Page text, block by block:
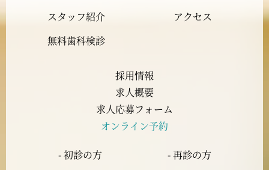
2023年8月
2023年7月
スタッフ紹介
アクセス
無料歯科検診
採用情報
求人概要
求人応募フォーム
オンライン予約
- 初診の方 - 再診の方